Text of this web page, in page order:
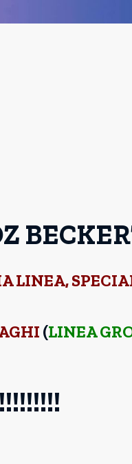
LINEA,
(LINEA